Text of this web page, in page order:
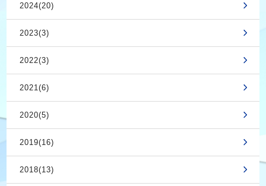
2024(20)
2023(3)
2022(3)
2021(6)
2020(5)
2019(16)
2018(13)